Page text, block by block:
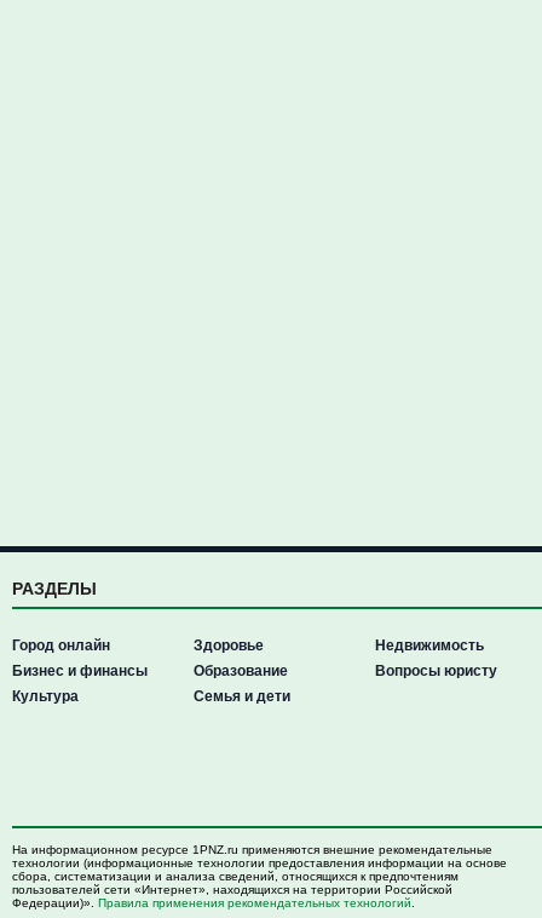
РАЗДЕЛЫ
Город онлайн
Бизнес и финансы
Культура
Здоровье
Образование
Семья и дети
Недвижимость
Вопросы юристу
На информационном ресурсе 1PNZ.ru применяются внешние рекомендательные
технологии (информационные технологии предоставления информации на основе
сбора, систематизации и анализа сведений, относящихся к предпочтениям
пользователей сети «Интернет», находящихся на территории Российской
Федерации)». Правила применения рекомендательных технологий